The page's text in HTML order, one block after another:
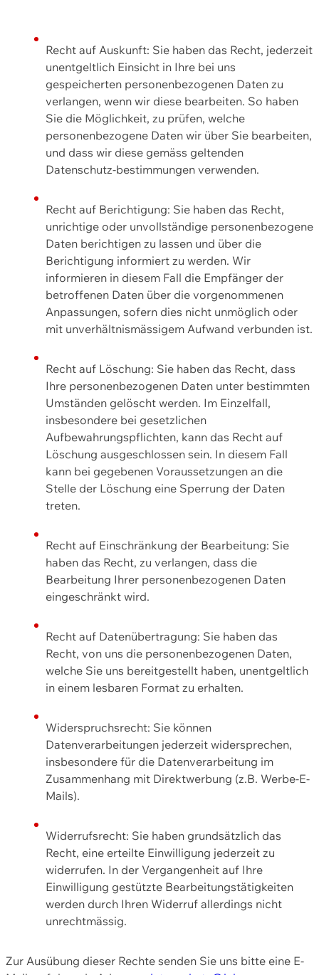
Recht auf Auskunft: Sie haben das Recht, jederzeit
unentgeltlich Einsicht in Ihre bei uns
gespeicherten personenbezogenen Daten zu
verlangen, wenn wir diese bearbeiten. So haben
Sie die Möglichkeit, zu prüfen, welche
personenbezogene Daten wir über Sie bearbeiten,
und dass wir diese gemäss geltenden
Datenschutz-bestimmungen verwenden.
Recht auf Berichtigung: Sie haben das Recht,
unrichtige oder unvollständige personenbezogene
Daten berichtigen zu lassen und über die
Berichtigung informiert zu werden. Wir
informieren in diesem Fall die Empfänger der
betroffenen Daten über die vorgenommenen
Anpassungen, sofern dies nicht unmöglich oder
mit unverhältnismässigem Aufwand verbunden ist.
Recht auf Löschung: Sie haben das Recht, dass
Ihre personenbezogenen Daten unter bestimmten
Umständen gelöscht werden. Im Einzelfall,
insbesondere bei gesetzlichen
Aufbewahrungspflichten, kann das Recht auf
Löschung ausgeschlossen sein. In diesem Fall
kann bei gegebenen Voraussetzungen an die
Stelle der Löschung eine Sperrung der Daten
treten.
Recht auf Einschränkung der Bearbeitung: Sie
haben das Recht, zu verlangen, dass die
Bearbeitung Ihrer personenbezogenen Daten
eingeschränkt wird.
Recht auf Datenübertragung: Sie haben das
Recht, von uns die personenbezogenen Daten,
welche Sie uns bereitgestellt haben, unentgeltlich
in einem lesbaren Format zu erhalten.
Widerspruchsrecht: Sie können
Datenverarbeitungen jederzeit widersprechen,
insbesondere für die Datenverarbeitung im
Zusammenhang mit Direktwerbung (z.B. Werbe-E-
Mails).
Widerrufsrecht: Sie haben grundsätzlich das
Recht, eine erteilte Einwilligung jederzeit zu
widerrufen. In der Vergangenheit auf Ihre
Einwilligung gestützte Bearbeitungstätigkeiten
werden durch Ihren Widerruf allerdings nicht
unrechtmässig.
Zur Ausübung dieser Rechte senden Sie uns bitte eine E-